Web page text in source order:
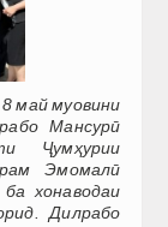
8 май муовини
Мансурӣ
Ҷумҳурии
Эмомалӣ
хонаводаи
Дилрабо